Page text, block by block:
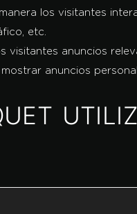
los visitantes
etc.
visitantes anuncios
anuncios